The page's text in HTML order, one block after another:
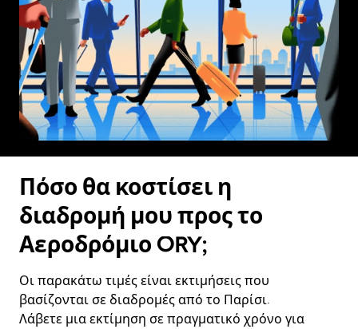
Πόσο θα κοστίσει η
διαδρομή μου προς το
Αεροδρόμιο ORY;
Οι παρακάτω τιμές είναι εκτιμήσεις που
βασίζονται σε διαδρομές από το Παρίσι.
Λάβετε μια εκτίμηση σε πραγματικό χρόνο για